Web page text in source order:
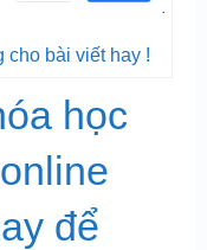
cho bài viết hay !
học
để